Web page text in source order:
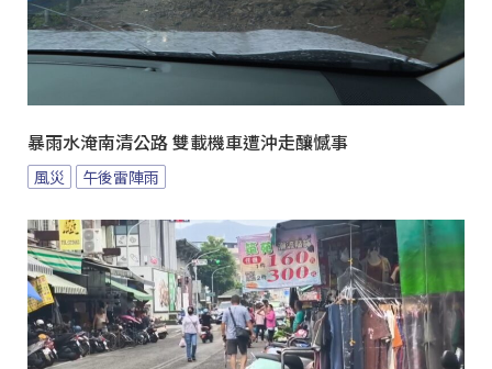
暴雨水淹南清公路 雙載機車遭沖走釀憾事
風災 午後雷陣雨